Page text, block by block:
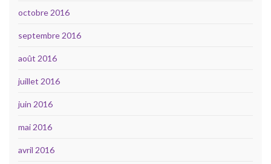
octobre 2016
septembre 2016
août 2016
juillet 2016
juin 2016
mai 2016
avril 2016